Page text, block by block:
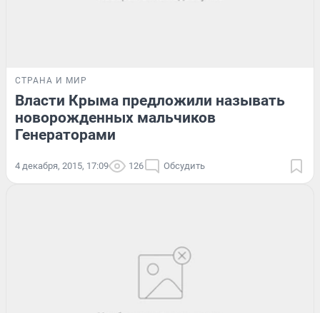
СТРАНА И МИР
Власти Крыма предложили называть
новорожденных мальчиков
Генераторами
4 декабря, 2015, 17:09 126 Обсудить